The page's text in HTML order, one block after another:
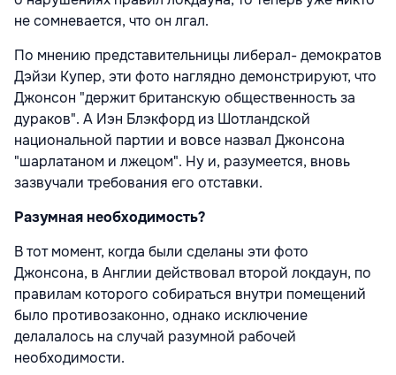
не сомневается, что он лгал.
По мнению представительницы либерал- демократов
Дэйзи Купер, эти фото наглядно демонстрируют, что
Джонсон "держит британскую общественность за
дураков". А Иэн Блэкфорд из Шотландской
национальной партии и вовсе назвал Джонсона
"шарлатаном и лжецом". Ну и, разумеется, вновь
зазвучали требования его отставки.
Разумная необходимость?
В тот момент, когда были сделаны эти фото
Джонсона, в Англии действовал второй локдаун, по
правилам которого собираться внутри помещений
было противозаконно, однако исключение
делалалось на случай разумной рабочей
необходимости.